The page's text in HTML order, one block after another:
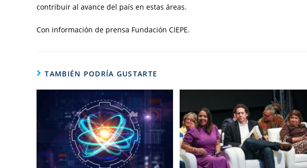
contribuir al avance del país en estas áreas.
Con información de prensa Fundación CIEPE.
TAMBIÉN PODRÍA GUSTARTE